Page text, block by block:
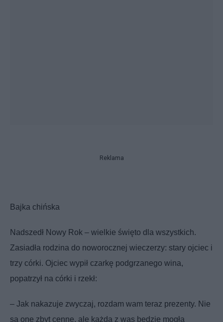
Reklama
Bajka chińska
Nadszedł Nowy Rok – wielkie święto dla wszystkich.
Zasiadła rodzina do noworocznej wieczerzy: stary ojciec i
trzy córki. Ojciec wypił czarkę podgrzanego wina,
popatrzył na córki i rzekł:
– Jak nakazuje zwyczaj, rozdam wam teraz prezenty. Nie
są one zbyt cenne, ale każda z was będzie mogła